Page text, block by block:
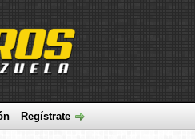
Regístrate